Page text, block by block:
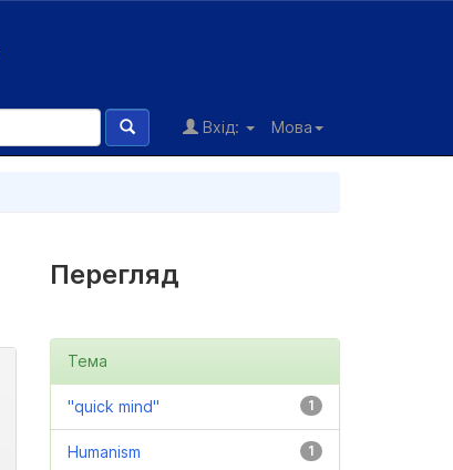
Мова
Вхід:
Перегляд
Тема
1
"quick mind"
1
Humanism